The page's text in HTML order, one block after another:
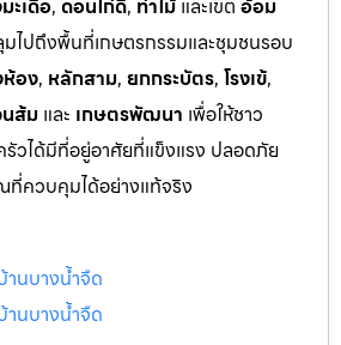
ะเดื่อ, ดอนไก่ดี, ท่าไม้ และเขต อ้อม
ไปถึงพื้นที่เกษตรกรรมและชุมชนรอบ
อง, หลักสาม, ยกกระบัตร, โรงเข้,
ส้มและ เกษตรพัฒนา เพื่อให้ชาว
วได้มีที่อยู่อาศัยที่แข็งแรง ปลอดภัย
ที่ควบคุมได้อย่างแท้จริง
นบางน้ำจืด
นบางน้ำจืด